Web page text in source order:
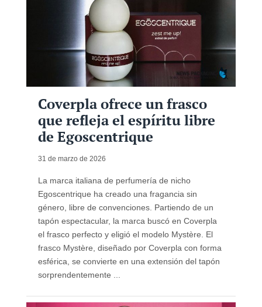
Coverpla ofrece un frasco
que refleja el espíritu libre
de Egoscentrique
31 de marzo de 2026
La marca italiana de perfumería de nicho
Egoscentrique ha creado una fragancia sin
género, libre de convenciones. Partiendo de un
tapón espectacular, la marca buscó en Coverpla
el frasco perfecto y eligió el modelo Mystère. El
frasco Mystère, diseñado por Coverpla con forma
esférica, se convierte en una extensión del tapón
sorprendentemente ...